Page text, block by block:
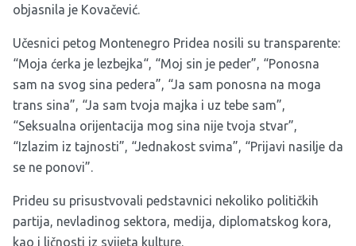
objasnila je Kovačević.
Učesnici petog Montenegro Pridea nosili su transparente:
“Moja ćerka je lezbejka“, “Moj sin je peder”, “Ponosna
sam na svog sina pedera”, “Ja sam ponosna na moga
trans sina”, “Ja sam tvoja majka i uz tebe sam”,
“Seksualna orijentacija mog sina nije tvoja stvar”,
“Izlazim iz tajnosti”, “Jednakost svima”, “Prijavi nasilje da
se ne ponovi”.
Prideu su prisustvovali pedstavnici nekoliko političkih
partija, nevladinog sektora, medija, diplomatskog kora,
kao i ličnosti iz svijeta kulture.